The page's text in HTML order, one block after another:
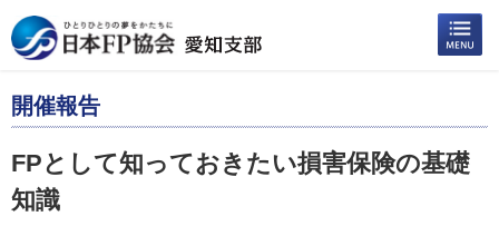
開催報告
FPとして知っておきたい損害保険の基礎
知識